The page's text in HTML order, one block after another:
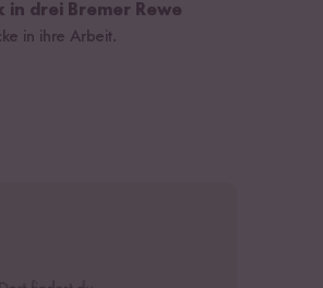
in drei Bremer Rewe
in ihre Arbeit.